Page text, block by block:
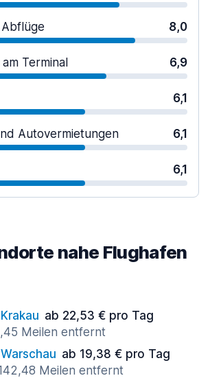
8,0
Terminal 6,9
6,1
Autovermietungen 6,1
6,1
nahe Flughafen
ab 22,53 € pro Tag
Meilen entfernt
ab 19,38 € pro Tag
Meilen entfernt